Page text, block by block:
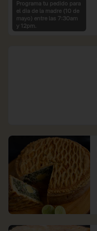
Programa tu pedido para
el dia de la madre (10 de
mayo) entre las 7:30am
y 12pm.